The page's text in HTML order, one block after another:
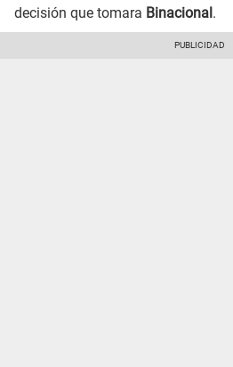
decisión que tomara Binacional.